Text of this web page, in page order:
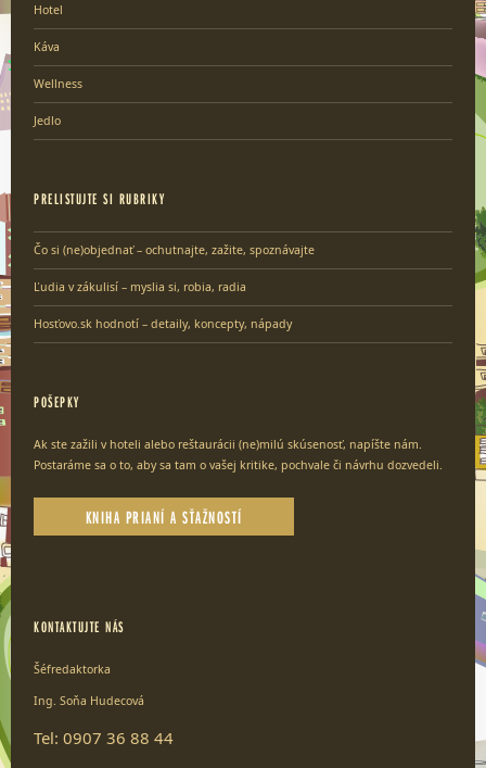
Hotel
Káva
Wellness
Jedlo
PRELISTUJTE SI RUBRIKY
Čo si (ne)objednať – ochutnajte, zažite, spoznávajte
Ľudia v zákulisí – myslia si, robia, radia
Hosťovo.sk hodnotí – detaily, koncepty, nápady
POŠEPKY
Ak ste zažili v hoteli alebo reštaurácii (ne)milú skúsenosť, napíšte nám.
Postaráme sa o to, aby sa tam o vašej kritike, pochvale či návrhu dozvedeli.
KNIHA PRIANÍ A SŤAŽNOSTÍ
KONTAKTUJTE NÁS
Šéfredaktorka
Ing. Soňa Hudecová
Tel: 0907 36 88 44